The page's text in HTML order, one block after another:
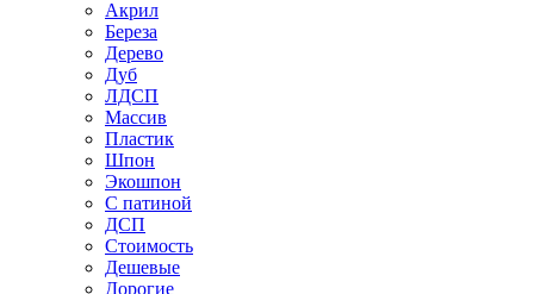
Акрил
Береза
Дерево
Дуб
ЛДСП
Массив
Пластик
Шпон
Экошпон
С патиной
ДСП
Стоимость
Дешевые
Дорогие